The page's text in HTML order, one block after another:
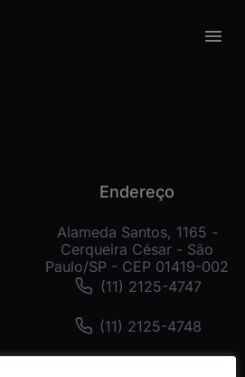
Endereço
Alameda Santos, 1165 -
Cerqueira César - São
Paulo/SP - CEP 01419-002
(11) 2125-4747
(11) 2125-4748